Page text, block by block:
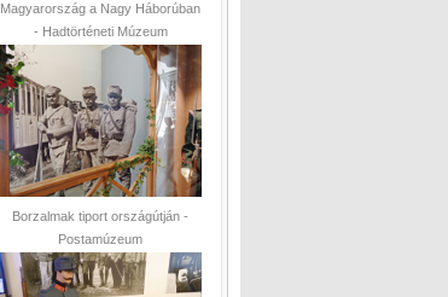
Magyarország a Nagy Háborúban
- Hadtörténeti Múzeum
Borzalmak tiport országútján -
Postamúzeum